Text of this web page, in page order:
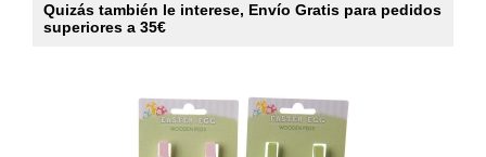
Quizás también le interese, Envío Gratis para pedidos
superiores a 35€